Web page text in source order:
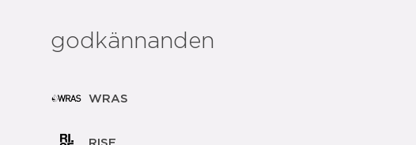
godkännanden
WRAS
RISE